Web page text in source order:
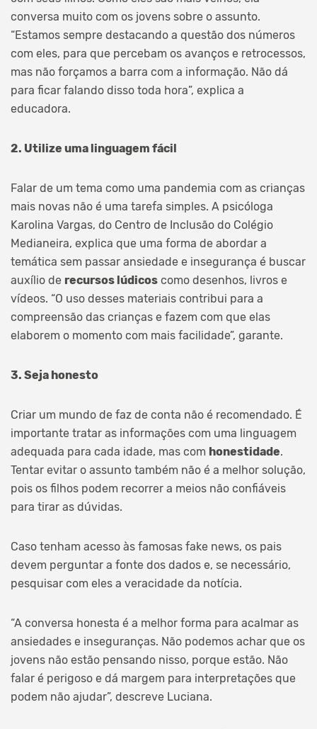
conversa muito com os jovens sobre o assunto.
“Estamos sempre destacando a questão dos números
com eles, para que percebam os avanços e retrocessos,
mas não forçamos a barra com a informação. Não dá
para ficar falando disso toda hora”, explica a
educadora.
2. Utilize uma linguagem fácil
Falar de um tema como uma pandemia com as crianças
mais novas não é uma tarefa simples. A psicóloga
Karolina Vargas, do Centro de Inclusão do Colégio
Medianeira, explica que uma forma de abordar a
temática sem passar ansiedade e insegurança é buscar
auxílio de recursos lúdicos como desenhos, livros e
vídeos. “O uso desses materiais contribui para a
compreensão das crianças e fazem com que elas
elaborem o momento com mais facilidade”, garante.
3. Seja honesto
Criar um mundo de faz de conta não é recomendado. É
importante tratar as informações com uma linguagem
adequada para cada idade, mas com honestidade.
Tentar evitar o assunto também não é a melhor solução,
pois os filhos podem recorrer a meios não confiáveis
para tirar as dúvidas.
Caso tenham acesso às famosas fake news, os pais
devem perguntar a fonte dos dados e, se necessário,
pesquisar com eles a veracidade da notícia.
“A conversa honesta é a melhor forma para acalmar as
ansiedades e inseguranças. Não podemos achar que os
jovens não estão pensando nisso, porque estão. Não
falar é perigoso e dá margem para interpretações que
podem não ajudar”, descreve Luciana.